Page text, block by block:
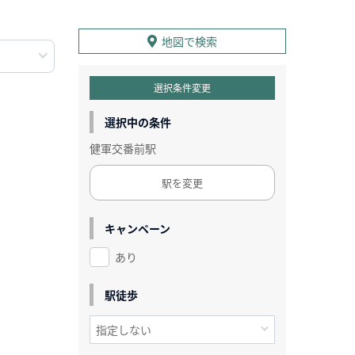
地図で検索
選択条件変更
選択中の条件
健軍交番前駅
駅を変更
キャンペーン
あり
駅徒歩